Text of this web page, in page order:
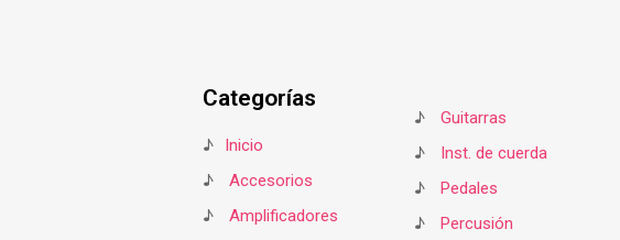
Categorías
♪
Inicio
♪
Accesorios
♪
Amplificadores
♪
Guitarras
♪
Inst. de cuerda
♪
Pedales
♪
Percusión